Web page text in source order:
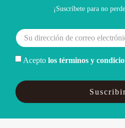
¡Suscríbete para no
Acepto los términos y